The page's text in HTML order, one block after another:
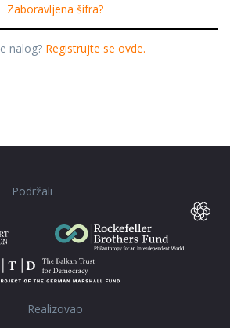
Zaboravljena šifra?
nalog? Registrujte se ovde.
Podržali
Realizovao